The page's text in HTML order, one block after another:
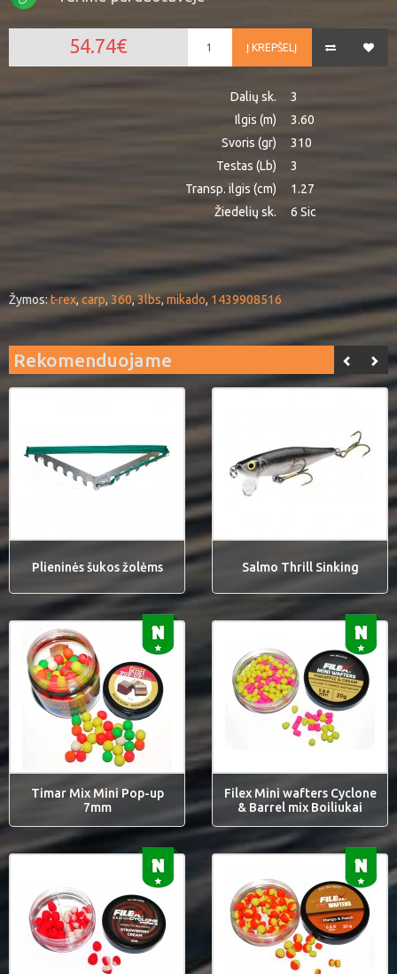
Į KREPŠELĮ
54.74€
Dalių sk.
3
Ilgis (m)
3.60
Svoris (gr)
310
Testas (Lb)
3
Transp. ilgis (cm)
1.27
Žiedelių sk.
6 Sic
Žymos:t-rex,carp, 360,3lbs, mikado, 1439908516
Rekomenduojame
Plieninės šukos žolėms Salmo Thrill Sinking
Timar Mix Mini Pop-up
7mm
Filex Mini wafters Cyclone
& Barrel mix Boiliukai